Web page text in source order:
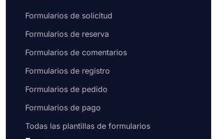
Formularios de solicitud
Formularios de reserva
Formularios de comentarios
Formularios de registro
Formularios de pedido
Formularios de pago
Todas las plantillas de formularios